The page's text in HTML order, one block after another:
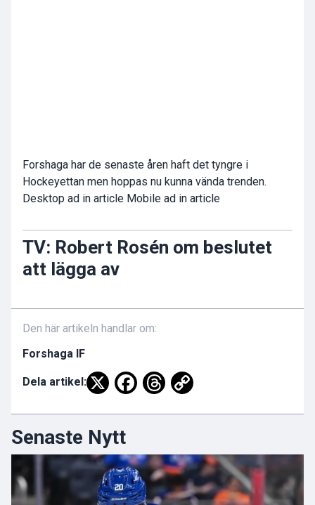
Forshaga har de senaste åren haft det tyngre i
Hockeyettan men hoppas nu kunna vända trenden.
Desktop ad in article Mobile ad in article
TV: Robert Rosén om beslutet
att lägga av
Den här artikeln handlar om:
Forshaga IF
Dela artikel:
Senaste Nytt